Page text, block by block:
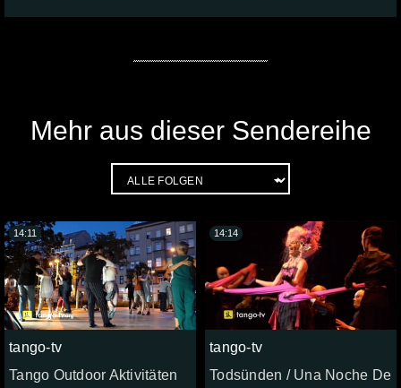
Mehr aus dieser Sendereihe
tango-tv
Tango Outdoor Aktivitäten
14:11
tango-tv
Todsünden / Una Noche De
14:14